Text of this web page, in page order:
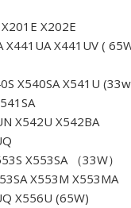
X202E
X441UA X441UV (
X540SA X541U
X542U X542BA
X553SA （33W）
X553M X553MA
X556U (65W)